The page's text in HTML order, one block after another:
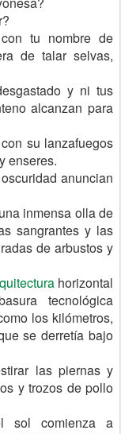
tu nombre de
de talar selvas,
y ni tus
alcanzan para
su lanzafuegos
enseres.
anuncian
inmensa olla de
sangrantes y las
de arbustos y
horizontal
tecnológica
los kilómetros,
se derretía bajo
las piernas y
y trozos de pollo
sol comienza a